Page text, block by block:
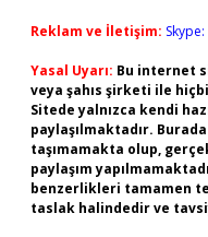
Reklam ve İletişim:
Yasal Uyarı: Bu internet
veya şahıs şirketi ile
Sitede yalnızca kendi
paylaşılmaktadır.
taşımamakta olup,
paylaşım
benzerlikleri tamamen
taslak halindedir ve